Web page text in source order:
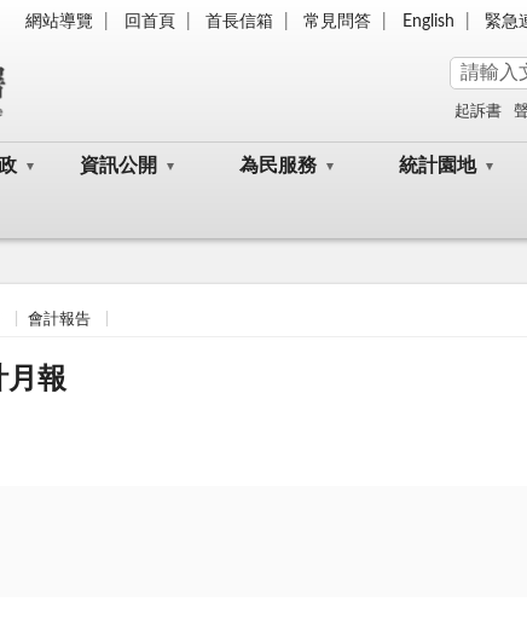
網站導覽 回首頁 首長信箱 常見問答 English 緊急
起訴書
資訊公開 為民服務 統計園地
會計報告
月報